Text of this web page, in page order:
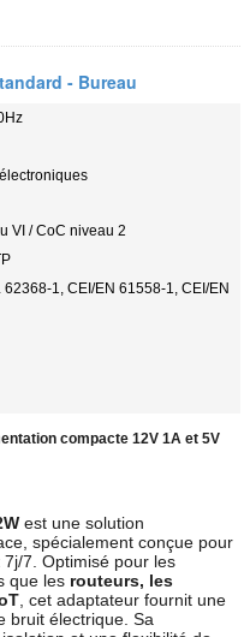
- Bureau
VI / CoC niveau 2
1, CEI/EN 61558-1, CEI/EN
compacte 12V 1A et 5V
est une solution
spécialement conçue pour
7. Optimisé pour les
que les routeurs, les
, cet adaptateur fournit une
bruit électrique. Sa